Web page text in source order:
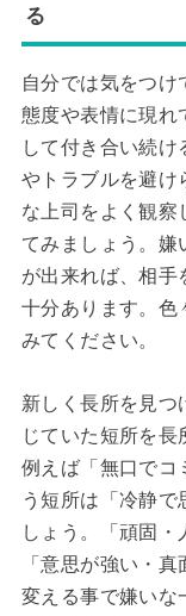
る
自分では気をつけ
態度や表情に現れ
して付き合い続け
やトラブルを避け
な上司をよく観察
てみましょう。嫌
が出来れば、相手
十分あります。色
みてください。
新しく長所を見つ
じていた短所を長
例えば「無口でコ
う短所は「冷静
しょう。「頑固
「意思が強い・
変える事で嫌いな